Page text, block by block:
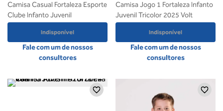
Camisa Casual Fortaleza Esporte
Clube Infanto Juvenil
Indisponível
Fale com um de nossos
consultores
Camisa Jogo 1 Fortaleza Infanto
Juvenil Tricolor 2025 Volt
Indisponível
Fale com um de nossos
consultores